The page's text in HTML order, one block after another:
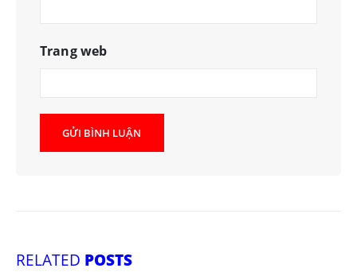
Trang web
RELATED POSTS